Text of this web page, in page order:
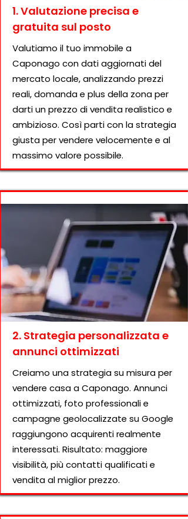
1. Valutazione precisa e
gratuita sul posto
Valutiamo il tuo immobile a
Caponago con dati aggiornati del
mercato locale, analizzando prezzi
reali, domanda e plus della zona per
darti un prezzo di vendita realistico e
ambizioso. Così parti con la strategia
giusta per vendere velocemente e al
massimo valore possibile.
2. Strategia personalizzata e
annunci ottimizzati
Creiamo una strategia su misura per
vendere casa a Caponago. Annunci
ottimizzati, foto professionali e
campagne geolocalizzate su Google
raggiungono acquirenti realmente
interessati. Risultato: maggiore
visibilità, più contatti qualificati e
vendita al miglior prezzo.